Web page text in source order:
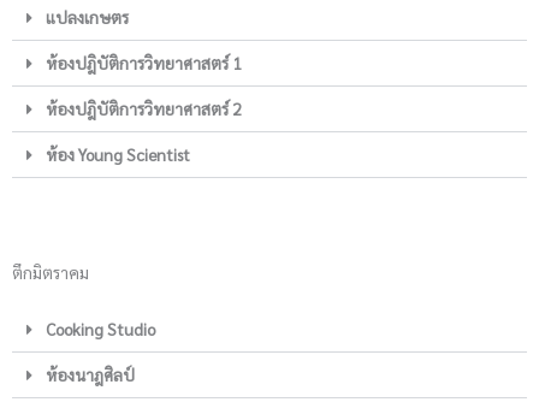
แปลงเกษตร
ห้องปฎิบัติการวิทยาศาสตร์ 1
ห้องปฎิบัติการวิทยาศาสตร์ 2
ห้อง Young Scientist
ตึกมิตราคม
Cooking Studio
ห้องนาฎศิลป์